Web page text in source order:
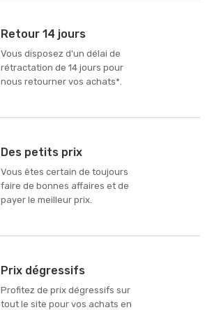
Retour 14 jours
Vous disposez d'un délai de
rétractation de 14 jours pour
nous retourner vos achats*.
Des petits prix
Vous êtes certain de toujours
faire de bonnes affaires et de
payer le meilleur prix.
Prix dégressifs
Profitez de prix dégressifs sur
tout le site pour vos achats en